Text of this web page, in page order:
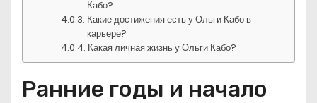
Кабо?
Какие достижения есть у Ольги Кабо в
карьере?
Какая личная жизнь у Ольги Кабо?
Ранние годы и начало